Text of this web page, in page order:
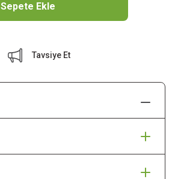
Sepete Ekle
Tavsiye Et